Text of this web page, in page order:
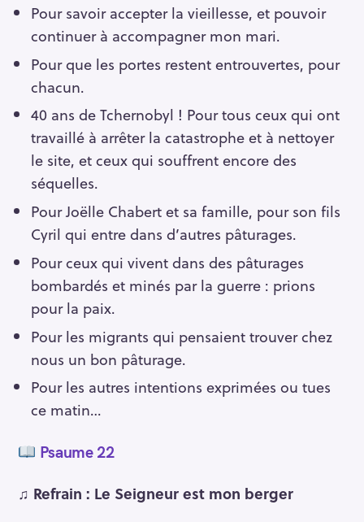
Pour savoir accepter la vieillesse, et pouvoir
continuer à accompagner mon mari.
Pour que les portes restent entrouvertes, pour
chacun.
40 ans de Tchernobyl ! Pour tous ceux qui ont
travaillé à arrêter la catastrophe et à nettoyer
le site, et ceux qui souffrent encore des
séquelles.
Pour Joëlle Chabert et sa famille, pour son fils
Cyril qui entre dans d’autres pâturages.
Pour ceux qui vivent dans des pâturages
bombardés et minés par la guerre : prions
pour la paix.
Pour les migrants qui pensaient trouver chez
nous un bon pâturage.
Pour les autres intentions exprimées ou tues
ce matin…
Psaume 22
♫ Refrain : Le Seigneur est mon berger